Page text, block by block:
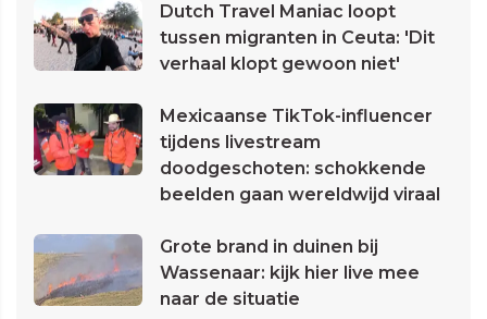
Dutch Travel Maniac loopt
tussen migranten in Ceuta: 'Dit
verhaal klopt gewoon niet'
Mexicaanse TikTok-influencer
tijdens livestream
doodgeschoten: schokkende
beelden gaan wereldwijd viraal
Grote brand in duinen bij
Wassenaar: kijk hier live mee
naar de situatie